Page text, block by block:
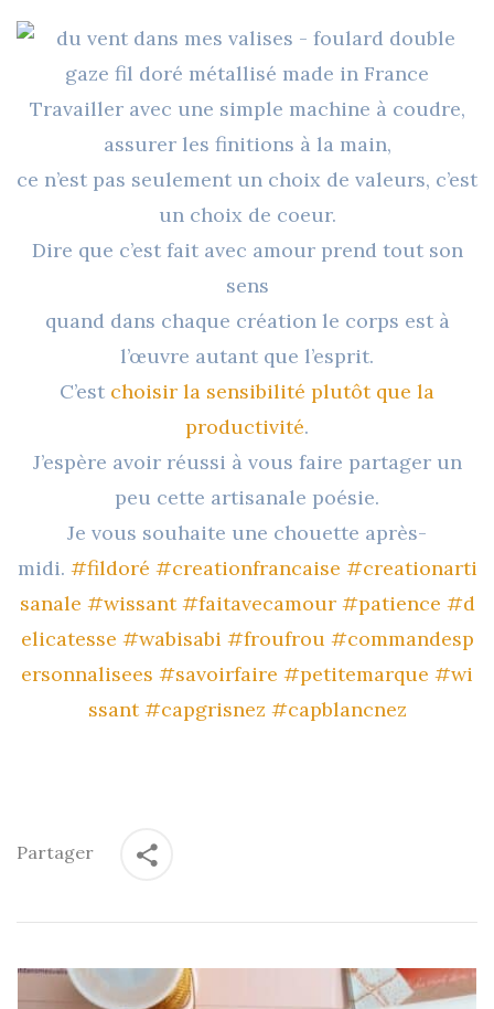
Travailler avec une simple machine à coudre,
assurer les finitions à la main,
ce n’est pas seulement un choix de valeurs, c’est
un choix de coeur.
Dire que c’est fait avec amour prend tout son
sens
quand dans chaque création le corps est à
l’œuvre autant que l’esprit.
C’est choisir la sensibilité plutôt que la
productivité.
J’espère avoir réussi à vous faire partager un
peu cette artisanale poésie.
Je vous souhaite une chouette après-
midi. #fildoré #creationfrancaise #creationarti
sanale #wissant #faitavecamour #patience #d
elicatesse #wabisabi #froufrou #commandesp
ersonnalisees #savoirfaire #petitemarque #wi
ssant #capgrisnez #capblancnez
Partager